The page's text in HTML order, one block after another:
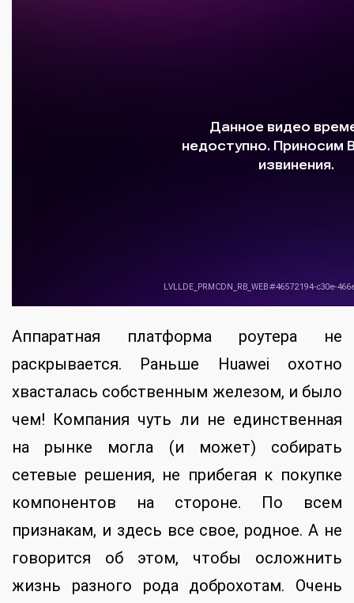
Аппаратная платформа роутера не
раскрывается. Раньше Huawei охотно
хвасталась собственным железом, и было
чем! Компания чуть ли не единственная
на рынке могла (и может) собирать
сетевые решения, не прибегая к покупке
компонентов на стороне. По всем
признакам, и здесь все свое, родное. А не
говорится об этом, чтобы осложнить
жизнь разного рода доброхотам. Очень